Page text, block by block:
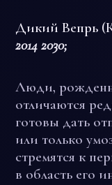
Дикий Вепрь
2014 2030;
Люди,
отличаются
готовы дать
или только
стремятся к
в область его